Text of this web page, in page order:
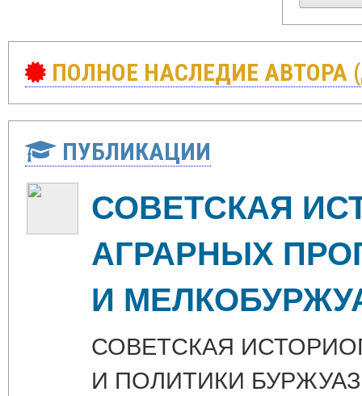
ПОЛНОЕ НАСЛЕДИЕ
ПУБЛИКАЦИИ
СОВЕТСКАЯ
АГРАРНЫХ
И
СОВЕТСКАЯ
И ПОЛИТИКИ